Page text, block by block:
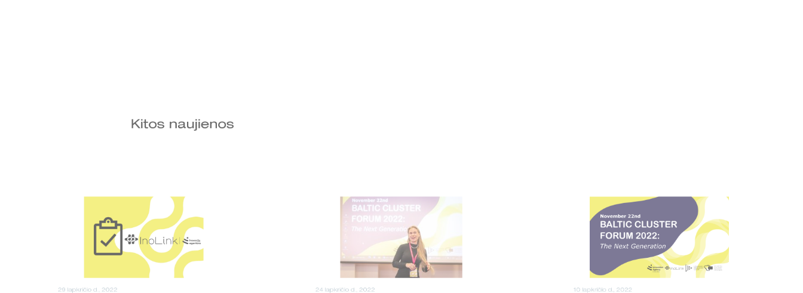
Kitos naujienos
29 lapkričio d., 2022 24 lapkričio d., 2022 10 lapkričio d., 2022